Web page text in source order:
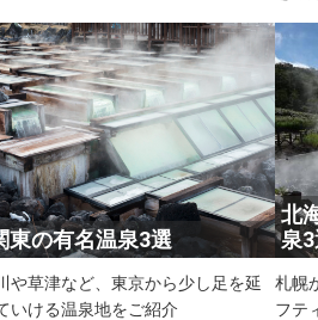
東の有名温泉3選
や草津など、東京から少し足を延
いける温泉地をご紹介
北
泉
札幌
フテ